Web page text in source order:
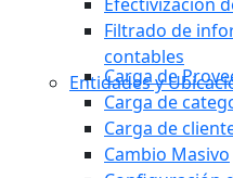
Filtrado de
contables
Entidades y
Carga de
Carga de
Carga de
Cambio Masivo